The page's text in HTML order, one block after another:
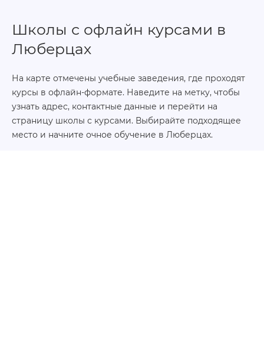
Школы с офлайн курсами в
Люберцах
На карте отмечены учебные заведения, где проходят
курсы в офлайн-формате. Наведите на метку, чтобы
узнать адрес, контактные данные и перейти на
страницу школы с курсами. Выбирайте подходящее
место и начните очное обучение в Люберцах.